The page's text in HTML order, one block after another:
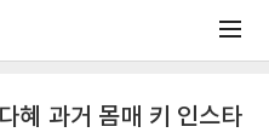
혜 과거 몸매 키 인스타